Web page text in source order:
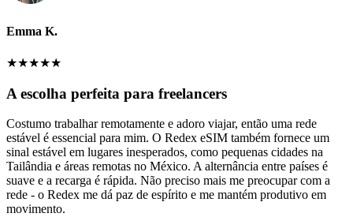
Emma K.
★★★★★
A escolha perfeita para freelancers
Costumo trabalhar remotamente e adoro viajar, então uma rede
estável é essencial para mim. O Redex eSIM também fornece um
sinal estável em lugares inesperados, como pequenas cidades na
Tailândia e áreas remotas no México. A alternância entre países é
suave e a recarga é rápida. Não preciso mais me preocupar com a
rede - o Redex me dá paz de espírito e me mantém produtivo em
movimento.